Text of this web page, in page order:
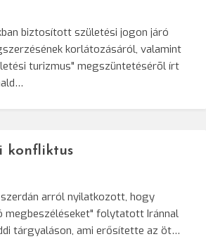
biztosított születési jogon járó
korlátozásáról, valamint
turizmus" megszüntetésérõl írt
konfliktus
arról nyilatkozott, hogy
megbeszéléseket" folytatott Iránnal
tárgyaláson, ami erősítette az öt…